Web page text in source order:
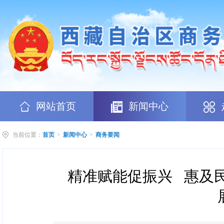
网站首页 新闻中心
当前位置： 首页 > 新闻中心 > 商务要闻
精准赋能促振兴 惠及